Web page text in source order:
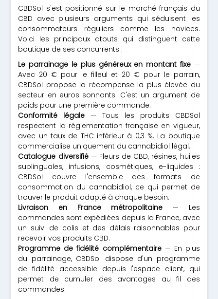
CBDSol s'est positionné sur le marché français du
CBD avec plusieurs arguments qui séduisent les
consommateurs réguliers comme les novices.
Voici les principaux atouts qui distinguent cette
boutique de ses concurrents :
Le parrainage le plus généreux en montant fixe—
Avec 20 € pour le filleul et 20 € pour le parrain,
CBDSol propose la récompense la plus élevée du
secteur en euros sonnants. C'est un argument de
poids pour une première commande.
Conformité légale — Tous les produits CBDSol
respectent la réglementation française en vigueur,
avec un taux de THC inférieur à 0,3 %. La boutique
commercialise uniquement du cannabidiol légal.
Catalogue diversifié— Fleurs de CBD, résines, huiles
sublinguales, infusions, cosmétiques, e-liquides :
CBDSol couvre l'ensemble des formats de
consommation du cannabidiol, ce qui permet de
trouver le produit adapté à chaque besoin.
Livraison en France métropolitaine — Les
commandes sont expédiées depuis la France, avec
un suivi de colis et des délais raisonnables pour
recevoir vos produits CBD.
Programme de fidélité complémentaire— En plus
du parrainage, CBDSol dispose d'un programme
de fidélité accessible depuis l'espace client, qui
permet de cumuler des avantages au fil des
commandes.